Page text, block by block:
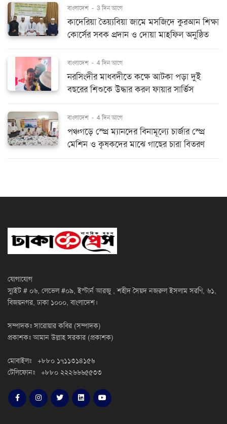
বাংলাদেশ - 3 দিন আগে
কাদেরিয়া তৈয়্যবিয়া জামে মসজিদে কুরআন শিক্ষা
কোর্সের সবক প্রদান ও দোয়া মাহফিল অনুষ্ঠিত
বাংলাদেশ - 4 দিন আগে
নরসিংদীর মাধবদীতে কক্ষে আটকা পড়া দুই
বছরের শিশুকে উদ্ধার করল ফায়ার সার্ভিস
বাংলাদেশ - 4 দিন আগে
পঞ্চগড়ে স্প্রে ম্যানদের বিনামূল্যে চার্জার স্প্রে
মেশিন ও কৃষকদের মাঝে গাছের চারা বিতরণ
যোগাযোগ
স্যুইট # ০৬, লেভেল #০৯, ইস্টার্ন আরজু , শহীদ সৈয়দ নজরুল ইসলাম সরণি, ৬১,
বিজয়নগর, ঢাকা ১০০০, বাংলাদেশ।
সম্পাদকঃ সারোয়ার কবির (সম্পাদক)
প্রকাশকঃ আমান উল্লাহ সরকার (প্রকাশক)
মোবাইলঃ +৮৮০ ১৭১১৩১৪১৫৬
টেলিফোনঃ +৮৮০ ২২২৬৬৬৫৫৩৩